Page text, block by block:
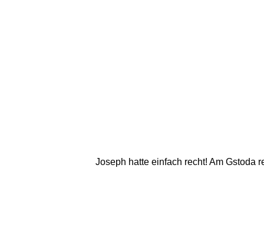
Joseph hatte einfach recht! Am Gstoda